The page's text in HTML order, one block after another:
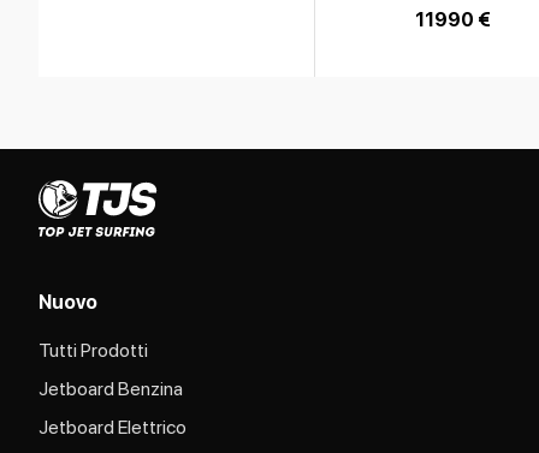
11990 €
Nuovo
Tutti Prodotti
Jetboard Benzina
Jetboard Elettrico